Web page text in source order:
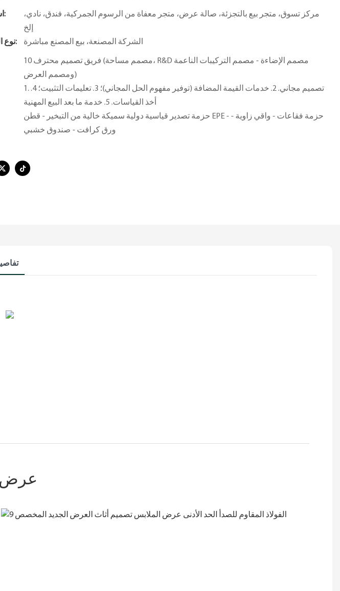
استخدام الأماكن:
مركز تسوق، متجر بيع بالتجزئة، صالة عرض، متجر معفاة من الرسوم الجمركية، فندق، نادي،
إلخ
نوع النشاط التجاري:
الشركة المصنعة، بيع المصنع مباشرة
10 فريق تصميم محترف (مصمم مساحة، R&D مصمم الإضاءة - مصمم التركيبات الناعمة
ومصمم العرض)
1. تصميم مجاني. 2. خدمات القيمة المضافة (توفير مفهوم الحل المجاني)؛ 3. تعليمات التثبيت؛ 4.
أخذ القياسات. 5. خدمة ما بعد البيع المهنية
حزمة تصدير قياسية دولية سميكة خالية من التبخير - قطن EPE - حزمة فقاعات - واقي زاوية -
ورق كرافت - صندوق خشبي
عرض